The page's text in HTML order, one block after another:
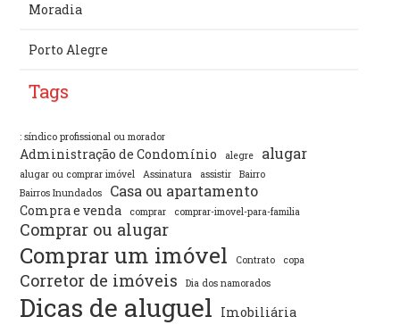
Moradia
Porto Alegre
Tags
: síndico profissional ou morador
Administração de Condomínio alegre alugar
alugar ou comprar imóvel Assinatura assistir
Bairro
Bairros Inundados
Casa ou apartamento
Compra e venda comprar comprar-imovel-para-familia
Comprar ou alugar
Comprar um imóvel Contrato copa
Corretor de imóveis Dia dos namorados
Dicas de aluguel Imobiliária